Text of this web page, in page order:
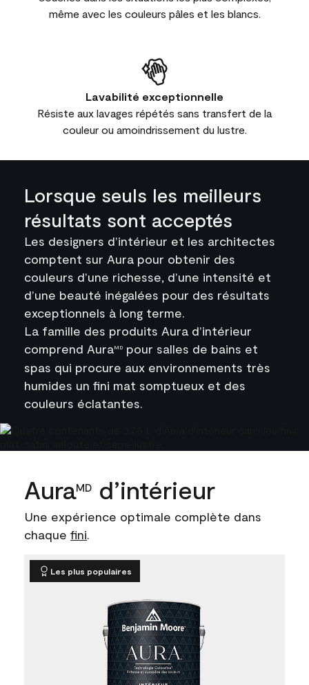
même avec les couleurs pâles et les blancs.
Lavabilité exceptionnelle
Résiste aux lavages répétés sans transfert de la
couleur ou amoindrissement du lustre.
Lorsque seuls les meilleurs
résultats sont acceptés
Les designers d’intérieur et les architectes
comptent sur Aura pour obtenir des
couleurs d’une richesse, d’une intensité et
d’une beauté inégalées pour des résultats
exceptionnels à long terme.
La famille des produits Aura d’intérieur
comprend AuraMD pour salles de bains et
spas qui procure aux environnements très
humides un fini mat somptueux et des
couleurs éclatantes.
AuraMD d’intérieur
Une expérience optimale complète dans
chaque fini.
Les plus populaires